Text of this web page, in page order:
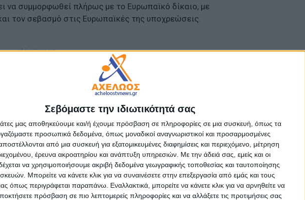
Σεβόμαστε την ιδιωτικότητά σας
μας αποθηκεύουμε και/ή έχουμε πρόσβαση σε πληροφορίες σε μια συσκευή, όπως τα
προσωπικά δεδομένα, όπως μοναδικοί αναγνωριστικοί και προσαρμοσμένες
από μια συσκευή για εξατομικευμένες διαφημίσεις και περιεχόμενο, μέτρηση
έρευνα ακροατηρίου και ανάπτυξη υπηρεσιών. Με την άδειά σας, εμείς και οι
να χρησιμοποιήσουμε ακριβή δεδομένα γεωγραφικής τοποθεσίας και ταυτοποίησης
Μπορείτε να κάνετε κλικ για να συναινέσετε στην επεξεργασία από εμάς και τους
όπως περιγράφεται παραπάνω. Εναλλακτικά, μπορείτε να κάνετε κλικ για να αρνηθείτε να
πρόσβαση σε πιο λεπτομερείς πληροφορίες και να αλλάξετε τις προτιμήσεις σας
να συμμορφωθεί πλήρως με το Ευρωπαϊκό δίκαιο, με
τον σεβασμό στις Ευρωπαϊκές της υποχρεώσεις.
- Advertisement -